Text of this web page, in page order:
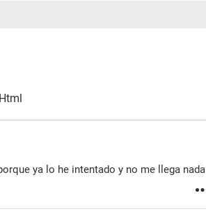
ya lo he intentado y no me llega nada